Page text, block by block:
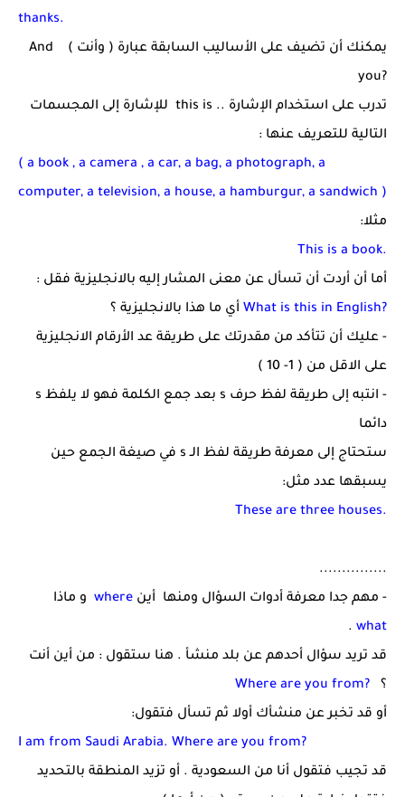
thanks.
يمكنك أن تضيف على الأساليب السابقة عبارة ( وأنت )
And
you?
تدرب على استخدام الإشارة this is .. للإشارة إلى المجسمات
التالية للتعريف عنها :
( a book , a camera , a car, a bag, a photograph, a
computer, a television, a house, a hamburgur, a sandwich )
مثلا:
This is a book.
أما أن أردت أن تسأل عن معنى المشار إليه بالانجليزية فقل :
What is this in English? أي ما هذا بالانجليزية ؟
- عليك أن تتأكد من مقدرتك على طريقة عد الأرقام الانجليزية
على الاقل من ( 1- 10 )
- انتبه إلى طريقة لفظ حرف s بعد جمع الكلمة فهو لا يلفظ s
دائما
ستحتاج إلى معرفة طريقة لفظ الـ s في صيغة الجمع حين
يسبقها عدد مثل:
These are three houses.
...............
- مهم جدا معرفة أدوات السؤال ومنها أين where و ماذا
what
.
قد تريد سؤال أحدهم عن بلد منشأ . هنا ستقول : من أين أنت
؟
Where are you from?
أو قد تخبر عن منشأك أولا ثم تسأل فتقول:
I am from Saudi Arabia. Where are you from?
قد تجيب فتقول أنا من السعودية . أو تزيد المنطقة بالتحديد